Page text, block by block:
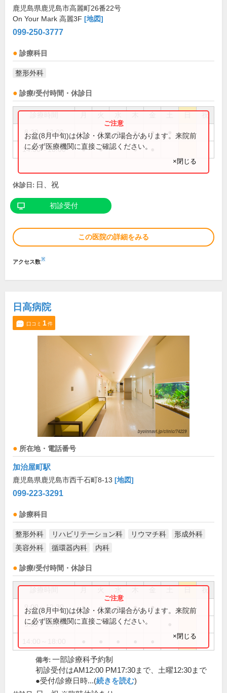
鹿児島県鹿児島市高麗町26番22号
On Your Mark 高麗3F [地図]
099-250-3777
診療科目
整形外科
診療/受付時間・休診日
祝
8:30～12:00 ● ● ● ● ●
14:30～18:00 ● ● ●
お盆(8月中旬)は休診・休業の場合があります。来院前
に必ず医療機関に直接ご確認ください。
×閉じる
休診日: 日、祝
初診受付
この医院の詳細をみる
アクセス数※
日高病院
口コミ 1件
所在地・電話番号
加治屋町駅
鹿児島県鹿児島市西千石町8-13 [地図]
099-223-3291
診療科目
整形外科 リハビリテーション科 リウマチ科
形成外科
美容外科
循環器内科 内科
診療/受付時間・休診日
祝
9:00～12:30 ● ● ● ● ●
9:00～13:00
お盆(8月中旬)は休診・休業の場合があります。来院前
に必ず医療機関に直接ご確認ください。
×閉じる
備考: 一部診療科予約制
初診受付はAM12:00 PM17:30まで、土曜12:30まで
●受付/診療日時...(続きを読む)